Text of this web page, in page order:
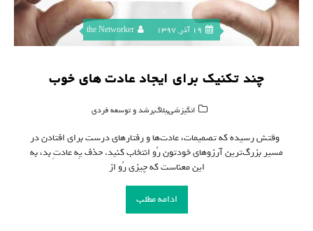
19 آذر, 1397 the Networker
چند تکنیک برای ایجاد عادت های خوب
انگیزشی,بلاگ,رشد و توسعه فردی
وقتش رسیده که تصمیمات، عادت‌ها و رفتارهای درست برای افتادن در
مسیر بزرگ‌ترین آرزوهای خودتون رُو انتخاب کنید. حذف یِه عادتِ بد، به
این معناست که چیزی رُو از
ادامه مطلب